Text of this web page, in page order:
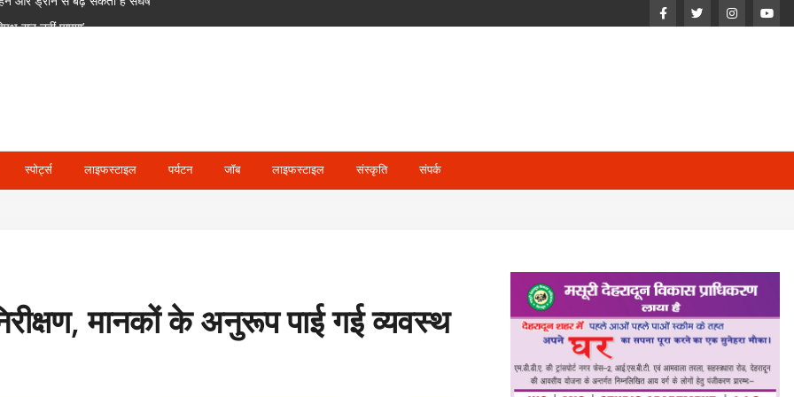
सुन नहीं पाएगा’
भारत से होगी भिड़ंत
24 उपाध्यक्ष और 36 महासचिव नियुक्त
और ड्रोन से बढ़ सकता है संघर्ष
स्पोर्ट्स लाइफस्टाइल पर्यटन जॉब लाइफस्टाइल संस्कृति संपर्क
मानकों के अनुरूप पाई गई व्यवस्थ